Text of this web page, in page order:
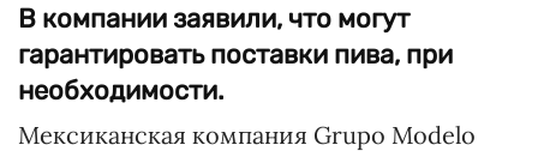
В компании заявили, что могут
гарантировать поставки пива, при
необходимости.
Мексиканская компания Grupo Modelo